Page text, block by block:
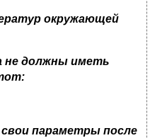
окружающей
не должны иметь
:
параметры после